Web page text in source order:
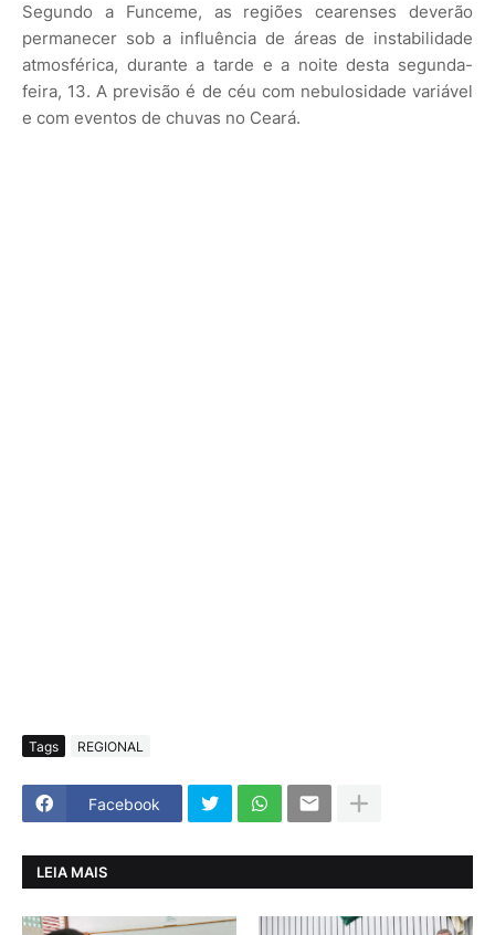
Segundo a Funceme, as regiões cearenses deverão
permanecer sob a influência de áreas de instabilidade
atmosférica, durante a tarde e a noite desta segunda-
feira, 13. A previsão é de céu com nebulosidade variável
e com eventos de chuvas no Ceará.
Tags REGIONAL
Facebook
LEIA MAIS